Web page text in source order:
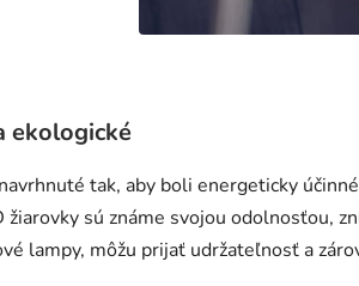
ekologické
tak, aby boli energeticky
sú známe svojou odolnosťou,
lampy, môžu prijať udržateľnosť a